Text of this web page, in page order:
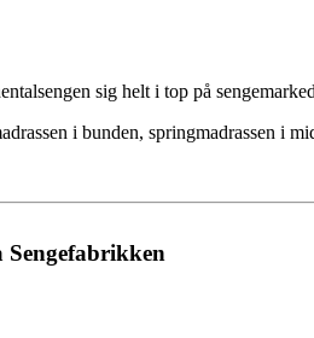
sig helt i top på
i bunden, springmadrassen i
Sengefabrikken